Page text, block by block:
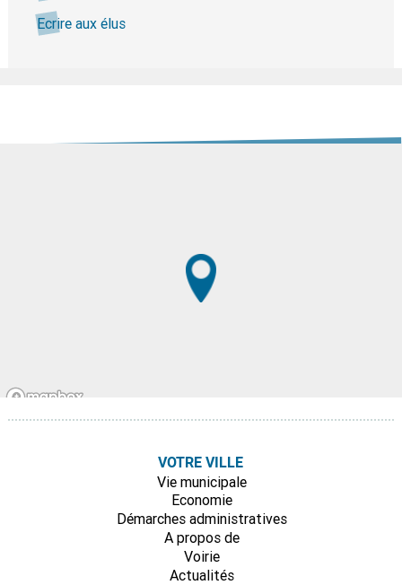
Ecrire aux élus
VOTRE VILLE
Vie municipale
Economie
Démarches administratives
A propos de
Voirie
Actualités